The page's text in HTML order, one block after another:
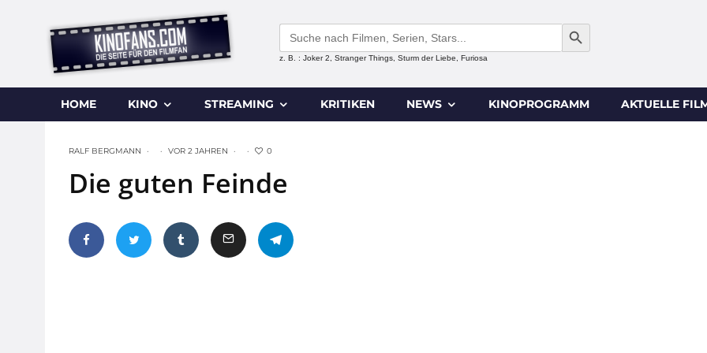
Search
for:
SEARCH BUTTON
z. B. : Joker 2, Stranger Things, Sturm der Liebe, Furiosa
HOME KINO STREAMING KRITIKEN NEWS KINOPROGRAMM AKTUELLE
RALF BERGMANN · · VOR 2 JAHREN · · 0
Die guten Feinde